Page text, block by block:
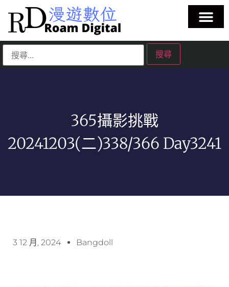
365攝影挑戰
20241203(二)338/366 Day3241
3 12 月, 2024 Bangdoll